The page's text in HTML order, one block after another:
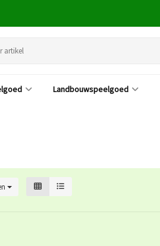
Landbouwspeelgoed